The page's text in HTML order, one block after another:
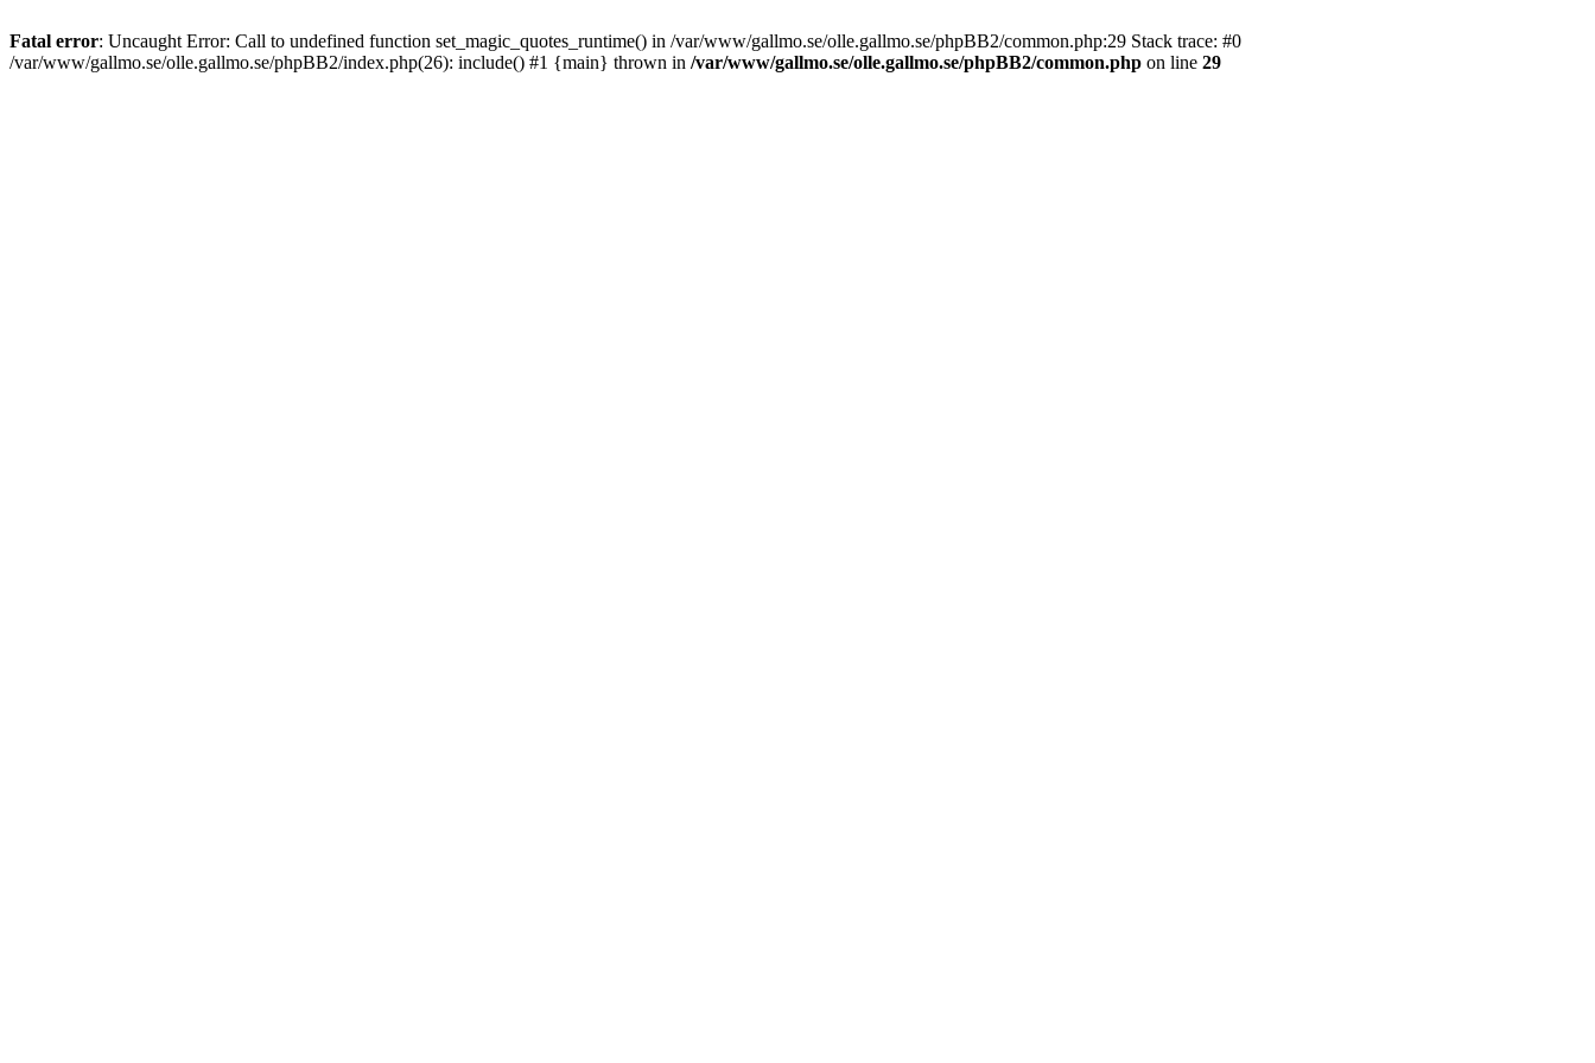
Fatal error: Uncaught Error: Call to undefined function set_magic_quotes_runtime() in /var/www/gallmo.se/olle.gallmo.se/phpBB2/common.php:29 Stack trace: #0
/var/www/gallmo.se/olle.gallmo.se/phpBB2/index.php(26): include() #1 {main} thrown in /var/www/gallmo.se/olle.gallmo.se/phpBB2/common.php on line 29